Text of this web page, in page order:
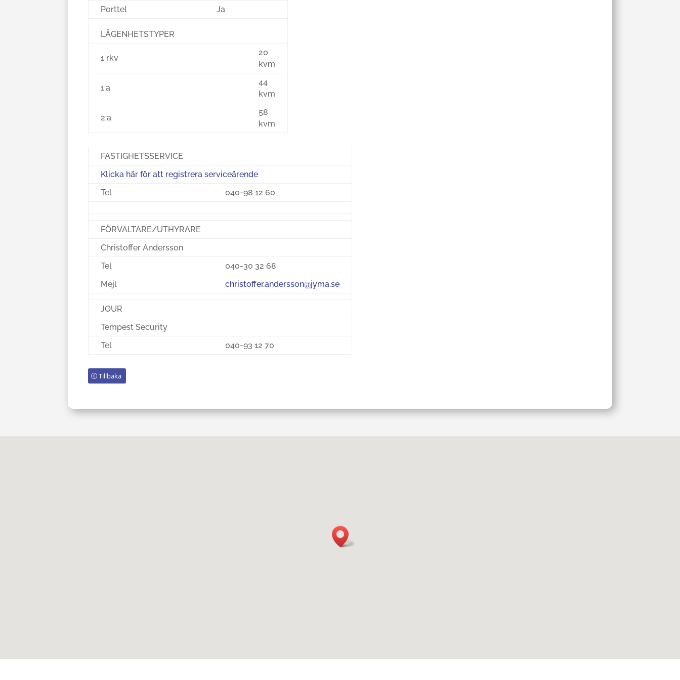
Porttel Ja
LÄGENHETSTYPER
1 rkv
20
kvm
1:a
44
kvm
2:a
58
kvm
FASTIGHETSSERVICE
Klicka här för att registrera serviceärende
Tel
040-98 12 60
FÖRVALTARE/UTHYRARE
Christoffer Andersson
Tel
040-30 32 68
Mejl
christoffer.andersson@jyma.se
JOUR
Tempest Security
Tel
040-93 12 70
Tillbaka